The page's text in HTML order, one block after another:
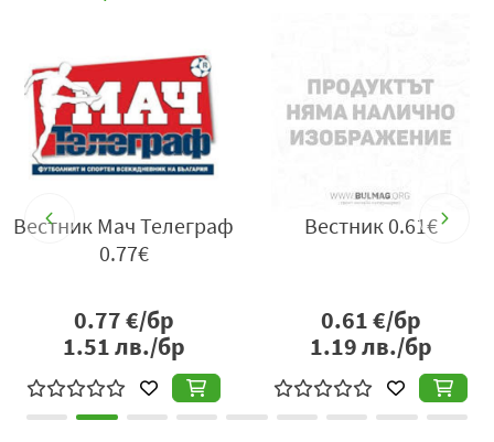
Вестник Мач Телеграф
0.77€
0.77€/бр
1.51лв./бр
Вестник 0.61€
0.61€/бр
1.19лв./бр